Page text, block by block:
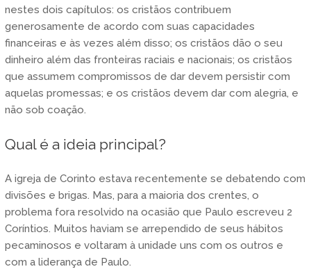
nestes dois capítulos: os cristãos contribuem
generosamente de acordo com suas capacidades
financeiras e às vezes além disso; os cristãos dão o seu
dinheiro além das fronteiras raciais e nacionais; os cristãos
que assumem compromissos de dar devem persistir com
aquelas promessas; e os cristãos devem dar com alegria, e
não sob coação.
Qual é a ideia principal?
A igreja de Corinto estava recentemente se debatendo com
divisões e brigas. Mas, para a maioria dos crentes, o
problema fora resolvido na ocasião que Paulo escreveu 2
Coríntios. Muitos haviam se arrependido de seus hábitos
pecaminosos e voltaram à unidade uns com os outros e
com a liderança de Paulo.